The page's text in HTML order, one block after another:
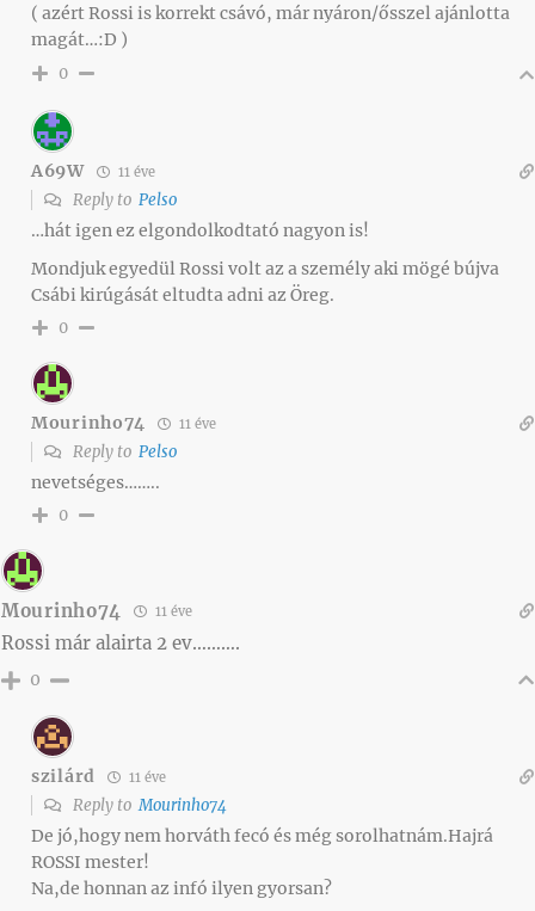
( azért Rossi is korrekt csávó, már nyáron/ősszel ajánlotta
magát…:D )
0
A69W 11 éve
Reply to Pelso
…hát igen ez elgondolkodtató nagyon is!
Mondjuk egyedül Rossi volt az a személy aki mögé bújva
Csábi kirúgását eltudta adni az Öreg.
0
Mourinho74 11 éve
Reply to Pelso
nevetséges……..
0
Mourinho74 11 éve
Rossi már alairta 2 ev……….
0
szilárd 11 éve
Reply toMourinho74
De jó,hogy nem horváth fecó és még sorolhatnám.Hajrá
ROSSI mester!
Na,de honnan az infó ilyen gyorsan?